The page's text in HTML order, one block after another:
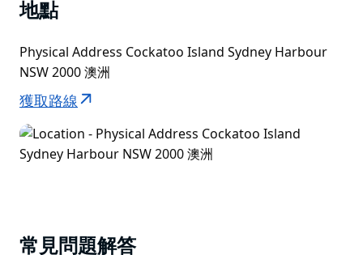
地點
Physical Address Cockatoo Island Sydney Harbour
NSW 2000 澳洲
獲取路線
常見問題解答